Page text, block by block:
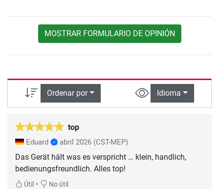
MOSTRAR FORMULARIO DE OPINIÓN
Ordenar por Idioma
top
Eduard abril 2026 (CST-MEP)
Das Gerät hält was es verspricht … klein, handlich,
bedienungsfreundlich. Alles top!
Útil • No útil